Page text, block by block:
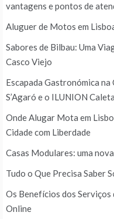
vantagens e pontos de
Aluguer de Motos em
Sabores de Bilbau: Uma
Casco Viejo
Escapada Gastronómica
S’Agaró e o ILUNION
Onde Alugar Mota em
Cidade com Liberdade
Casas Modulares: uma
Tudo o Que Precisa Saber
Os Benefícios dos
Online